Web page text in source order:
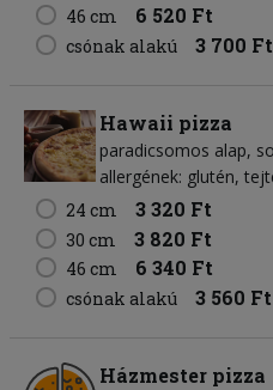
46 cm 6 520 Ft
csónak alakú 3 700 Ft
Hawaii pizza
paradicsomos alap
allergének: glutén,
24 cm
3 320 Ft
30 cm 3 820 Ft
46 cm 6 340 Ft
csónak alakú 3 560 Ft
Házmester pizza